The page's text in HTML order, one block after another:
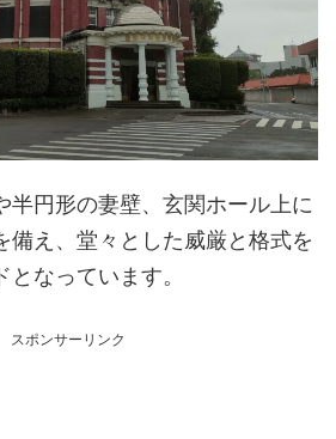
半円形の妻壁、玄関ホール上に
備え、堂々とした威厳と格式を
なっています。
スポンサーリンク